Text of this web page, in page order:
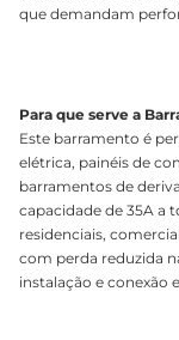
que demandam
Para que serve a
Este barramento é
elétrica, painéis de
barramentos de
capacidade de 35A a
residenciais,
com perda reduzida
instalação e conexão